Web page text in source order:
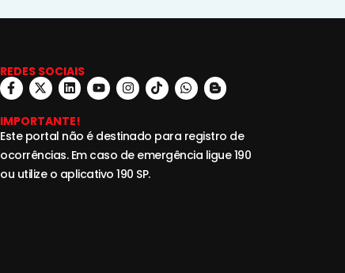
REDES SOCIAIS
IMPORTANTE!
Este portal não é destinado para registro de
ocorrências. Em caso de emergência ligue 190
ou utilize o aplicativo 190 SP.